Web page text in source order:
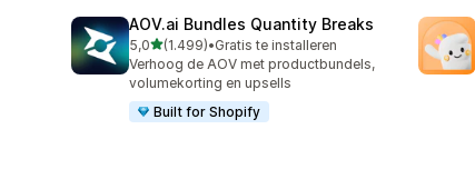
AOV.ai Bundles Quantity Breaks
5,0van 5 sterren
(1.499)
1499 recensies in totaal
•Gratis te installeren
Verhoog de AOV met productbundels,
volumekorting en upsells
Built for Shopify